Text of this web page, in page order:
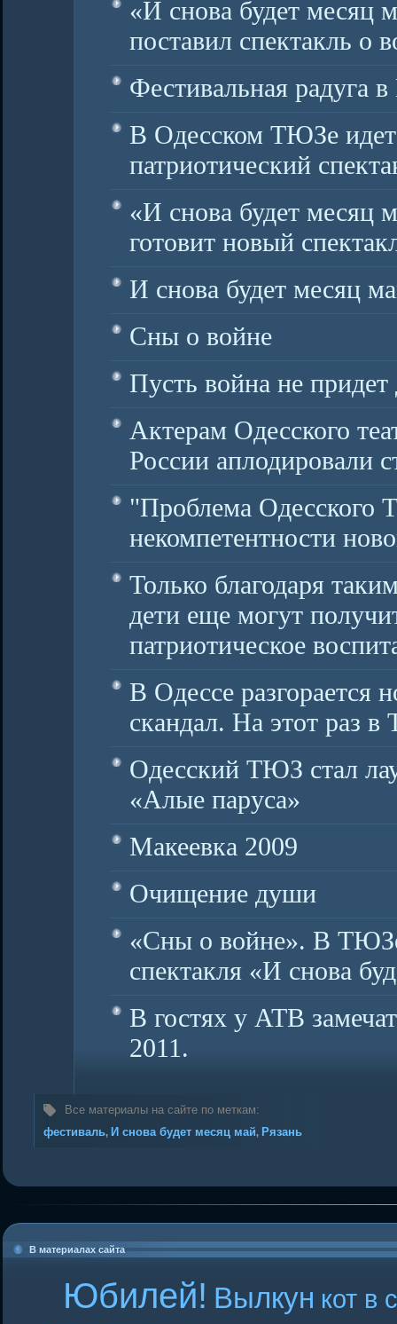
«И снова будет
поставил спектакль о
Фестивальная радуга
В Одесском ТЮЗе идет
патриотический
«И снова будет месяц
готовит новый
И снова будет месяц
Сны о войне
Пусть война не придет
Актерам Одесского
России аплодировали
"Проблема Одесского
некомпетентности
Только благодаря
дети еще могут
патриотическое
В Одессе разгорается
скандал. На этот раз
Одесский ТЮЗ стал
«Алые паруса»
Макеевка 2009
Очищение души
«Сны о войне». В
спектакля «И снова
В гостях у АТВ
2011.
Все материалы на сайте по меткам:
фестиваль, И снова будет месяц май, Рязань
В материалах сайта
Юбилей! Вылкун кот в